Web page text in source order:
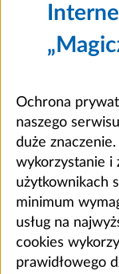
Ochrona
naszego
duże
wykorzystanie i
użytkownikach
minimum
usług na
cookies
prawidłowego